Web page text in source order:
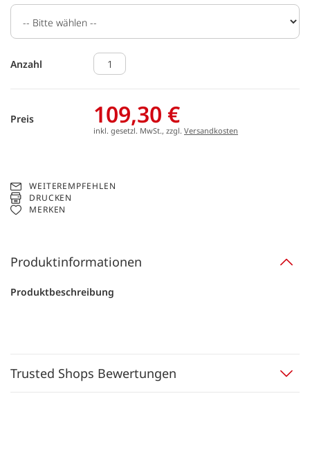
Anzahl
Preis 109,30 €
inkl. gesetzl. MwSt., zzgl. Versandkosten
WEITEREMPFEHLEN
DRUCKEN
MERKEN
Produktinformationen
Produktbeschreibung
Trusted Shops Bewertungen